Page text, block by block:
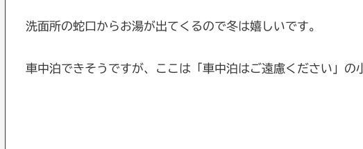
洗面所の蛇口からお湯が出てくるので冬は嬉しいです。
車中泊できそうですが、ここは「車中泊はご遠慮ください」の